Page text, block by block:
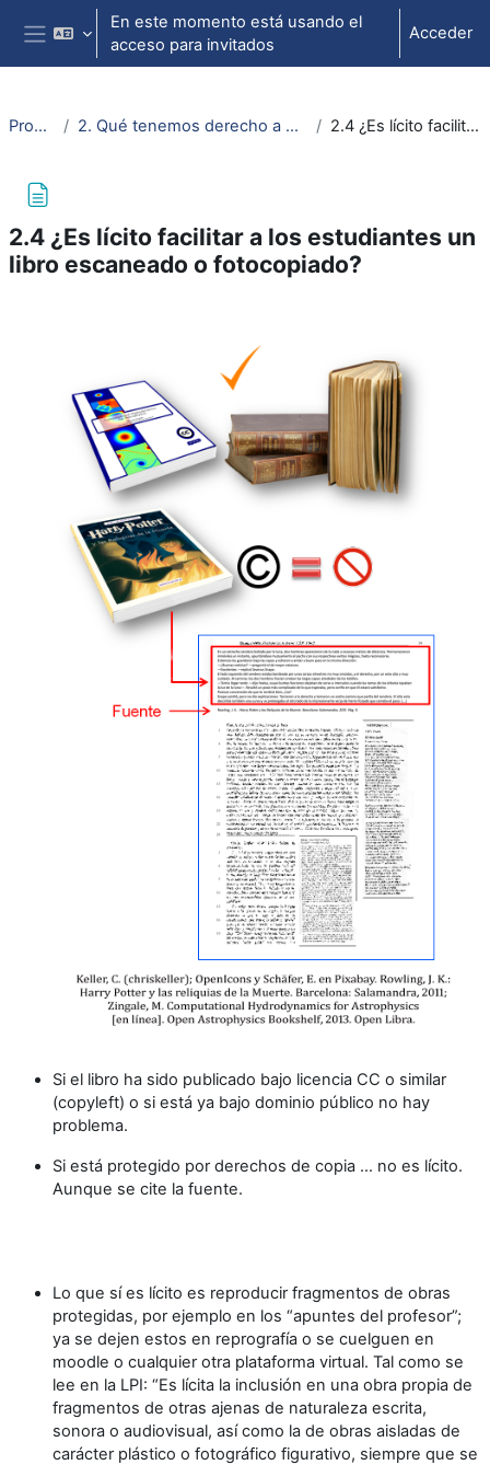
Salta al contenido principal
Panel lateral
En este momento está usando el
acceso para invitados
Acceder
Propiedad intelectual 2. Qué tenemos derecho a hacer (¿qué podemos usar en clase, en el aula virtual o en trabajos académicos?) 2.4 ¿Es lícito facilitar a los estudiantes un libro escaneado o fotocopiado?
2.4 ¿Es lícito facilitar a los estudiantes un
libro escaneado o fotocopiado?
Si el libro ha sido publicado bajo licencia CC o similar
(copyleft) o si está ya bajo dominio público no hay
problema.
Si está protegido por derechos de copia ... no es lícito.
Aunque se cite la fuente.
Lo que sí es lícito es reproducir fragmentos de obras
protegidas, por ejemplo en los “apuntes del profesor”;
ya se dejen estos en reprografía o se cuelguen en
moodle o cualquier otra plataforma virtual. Tal como se
lee en la LPI: “Es lícita la inclusión en una obra propia de
fragmentos de otras ajenas de naturaleza escrita,
sonora o audiovisual, así como la de obras aisladas de
carácter plástico o fotográfico figurativo, siempre que se